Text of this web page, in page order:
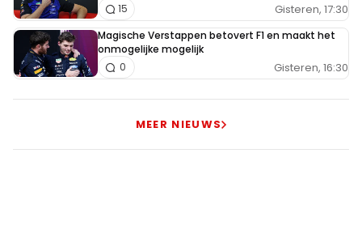
Gisteren, 17:30
15
Magische Verstappen betovert F1 en maakt het
onmogelijke mogelijk
Gisteren, 16:30
0
MEER NIEUWS